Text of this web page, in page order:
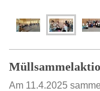
Am 11.4.2025